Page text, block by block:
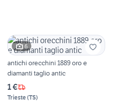
6
antichi orecchini 1889 oro e
diamanti taglio antic
1 €
Trieste(TS)